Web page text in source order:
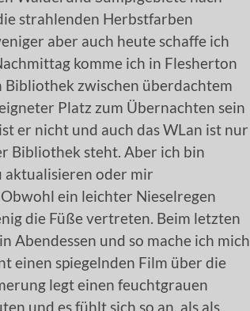
strahlenden Herbstfarben
aber auch heute schaffe ich
komme ich in Flesherton
Bibliothek zwischen überdachtem
Platz zum Übernachten sein
er nicht und auch das WLan ist nur
Bibliothek steht. Aber ich bin
aktualisieren oder mir
ein leichter Nieselregen
die Füße vertreten. Beim letzten
Abendessen und so mache ich mich
einen spiegelnden Film über die
legt einen feuchtgrauen
und es fühlt sich so an, als als